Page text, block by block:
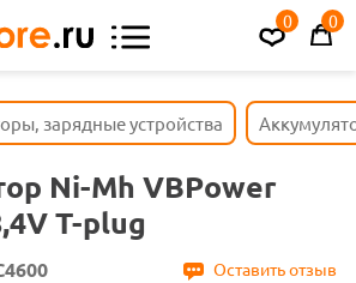
0 0
зарядные устройства
Ni-Mh VBPower
T-plug
Оставить отзыв